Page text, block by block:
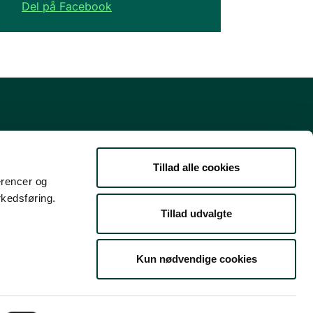
og
Tillad alle cookies
Tillad udvalgte
Kun nødvendige cookies
Del på Facebook
Støttet af Nordea-fonden